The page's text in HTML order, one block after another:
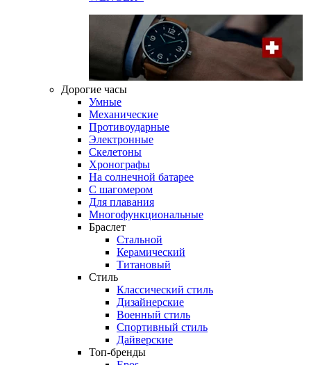
Дорогие часы
Умные
Механические
Противоударные
Электронные
Скелетоны
Хронографы
На солнечной батарее
С шагомером
Для плавания
Многофункциональные
Браслет
Стальной
Керамический
Титановый
Стиль
Классический стиль
Дизайнерские
Военный стиль
Спортивный стиль
Дайверские
Топ-бренды